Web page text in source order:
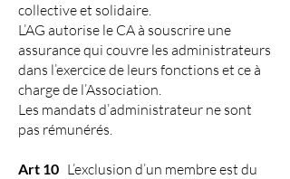
collective et solidaire.
L’AG autorise le CA à souscrire une
assurance qui couvre les administrateurs
dans l’exercice de leurs fonctions et ce à
charge de l’Association.
Les mandats d’administrateur ne sont
pas rémunérés.
Art 10 L’exclusion d’un membre est du